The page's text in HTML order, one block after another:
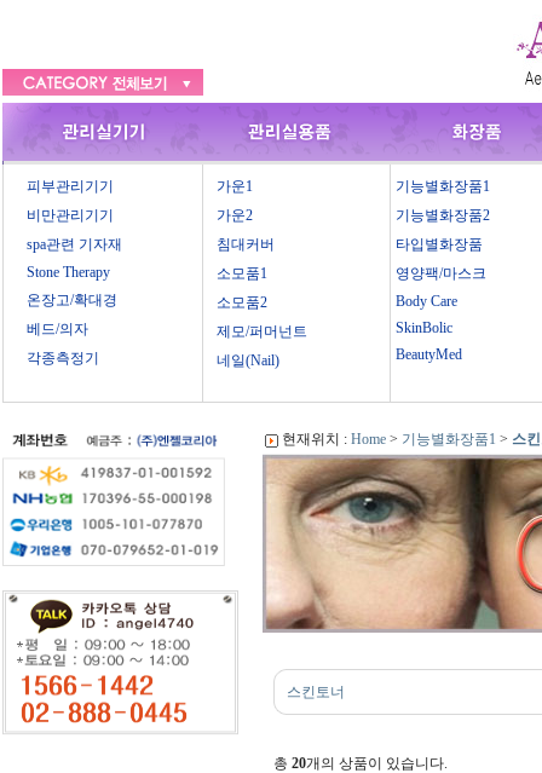
피부관리기기
비만관리기기
spa관련 기자재
Stone Therapy
온장고/확대경
베드/의자
각종측정기
가운1
가운2
침대커버
소모품1
소모품2
제모/퍼머넌트
네일(Nail)
기능별화장품1
기능별화장품2
타입별화장품
영양팩/마스크
Body Care
SkinBolic
BeautyMed
현재위치 : Home > 기능별화장품1 > 스
스킨토너
총 20개의 상품이 있습니다.